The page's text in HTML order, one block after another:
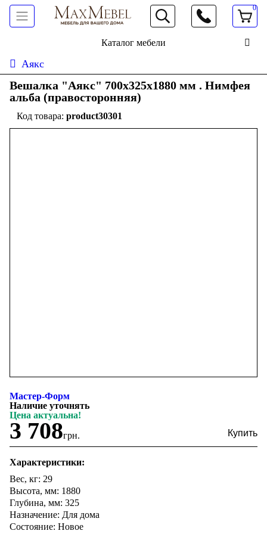
066 472 19 61
0
Каталог мебели
Аякс
Вешалка "Аякс" 700x325x1880 мм . Нимфея
альба (правосторонняя)
product30301
Мастер-Форм
Наличие уточнять
Цена актуальна!
3 708грн.
Характеристики:
Вес, кг: 29
Высота, мм: 1880
Глубина, мм: 325
Назначение: Для дома
Состояние: Новое